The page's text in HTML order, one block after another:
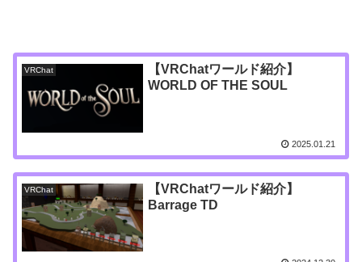
VRChat
【VRChatワールド紹介】
WORLD OF THE SOUL
2025.01.21
VRChat
【VRChatワールド紹介】
Barrage TD